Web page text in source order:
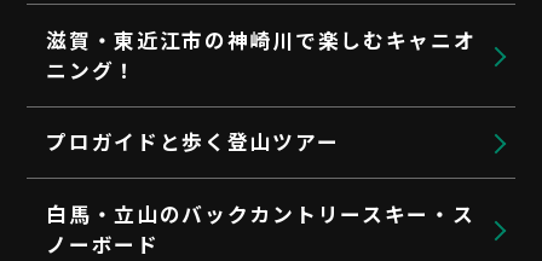
滋賀・東近江市の神崎川で楽しむキャニオ
ニング！
プロガイドと歩く登山ツアー
白馬・立山のバックカントリースキー・ス
ノーボード